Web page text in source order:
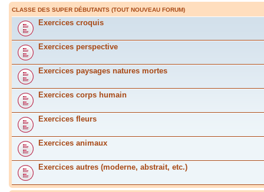
CLASSE DES SUPER DÉBUTANTS (TOUT NOUVEAU FORUM)
Exercices croquis
Exercices perspective
Exercices paysages natures mortes
Exercices corps humain
Exercices fleurs
Exercices animaux
Exercices autres (moderne, abstrait, etc.)